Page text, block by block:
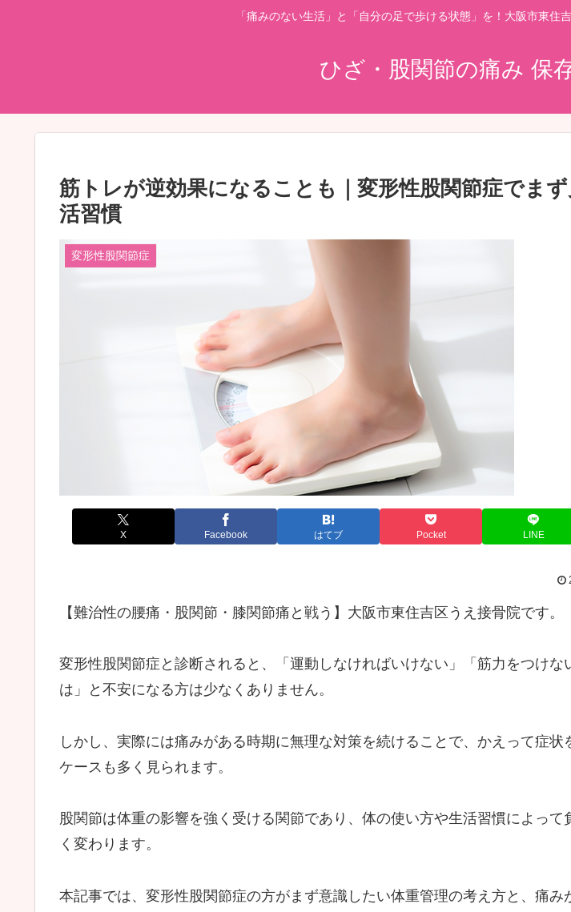
「痛みのない生活」と「自分の足で歩ける状態」を！大阪市東
ひざ・股関節の痛み 保
筋トレが逆効果になることも｜変形性股関節症でま
活習慣
変形性股関節症
X Facebook はてブ Pocket LINE
【難治性の腰痛・股関節・膝関節痛と戦う】大阪市東住吉区うえ接骨院です。
変形性股関節症と診断されると、「運動しなければいけない」「筋力をつけな
は」と不安になる方は少なくありません。
しかし、実際には痛みがある時期に無理な対策を続けることで、かえって症状
ケースも多く見られます。
股関節は体重の影響を強く受ける関節であり、体の使い方や生活習慣によって
く変わります。
本記事では、変形性股関節症の方がまず意識したい体重管理の考え方と、痛み